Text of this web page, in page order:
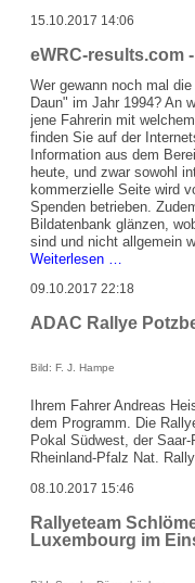
15.10.2017 14:06
eWRC-results.com
Wer gewann noch mal
Daun" im Jahr 1994? An
jene Fahrerin mit
finden Sie auf der
Information aus dem
heute, und zwar sowohl
kommerzielle Seite wird
Spenden betrieben.
Bildatenbank glänzen,
sind und nicht allgemein
Weiterlesen …
-
Rallye
09.10.2017 22:18
ADAC Rallye
Bild: F. J. Hampe
Ihrem Fahrer Andreas
dem Programm. Die
Pokal Südwest, der
Rheinland-Pfalz Nat.
08.10.2017 15:46
Rallyeteam
Luxembourg im